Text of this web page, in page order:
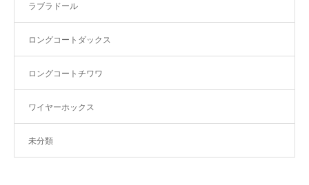
ラブラドール
ロングコートダックス
ロングコートチワワ
ワイヤーホックス
未分類